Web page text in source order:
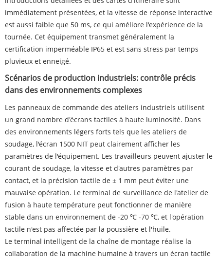
immédiatement présentées, et la vitesse de réponse interactive
est aussi faible que 50 ms, ce qui améliore l'expérience de la
tournée. Cet équipement transmet généralement la
certification imperméable IP65 et est sans stress par temps
pluvieux et enneigé.
Scénarios de production industriels: contrôle précis
dans des environnements complexes
Les panneaux de commande des ateliers industriels utilisent
un grand nombre d'écrans tactiles à haute luminosité. Dans
des environnements légers forts tels que les ateliers de
soudage, l'écran 1500 NIT peut clairement afficher les
paramètres de l'équipement. Les travailleurs peuvent ajuster le
courant de soudage, la vitesse et d'autres paramètres par
contact, et la précision tactile de ± 1 mm peut éviter une
mauvaise opération. Le terminal de surveillance de l'atelier de
fusion à haute température peut fonctionner de manière
stable dans un environnement de -20 ℃ -70 ℃, et l'opération
tactile n'est pas affectée par la poussière et l'huile.
Le terminal intelligent de la chaîne de montage réalise la
collaboration de la machine humaine à travers un écran tactile